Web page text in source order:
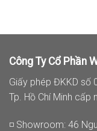
Công Ty Cổ Phần
Giấy phép ĐKKD số
Tp. Hồ Chí Minh
◽ Showroom: 46